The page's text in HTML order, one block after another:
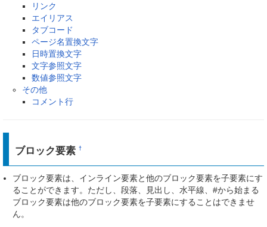
リンク
エイリアス
タブコード
ページ名置換文字
日時置換文字
文字参照文字
数値参照文字
その他
コメント行
ブロック要素†
ブロック要素は、インライン要素と他のブロック要素を子要素にす
ることができます。ただし、段落、見出し、水平線、#から始まる
ブロック要素は他のブロック要素を子要素にすることはできませ
ん。